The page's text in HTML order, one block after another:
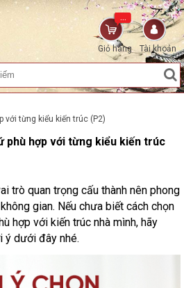
Tài khoản
Giỏ hàng
...
với từng kiểu kiến trúc (P2)
phù hợp với từng kiểu kiến trúc
trò quan trọng cấu thành nên phong
gian. Nếu chưa biết cách chọn
hợp với kiến trúc nhà mình, hãy
ý dưới đây nhé.